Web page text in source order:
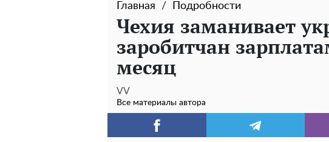
Главная Подробности
Чехия заманивает
заробитчан
месяц
VV
Все материалы автора